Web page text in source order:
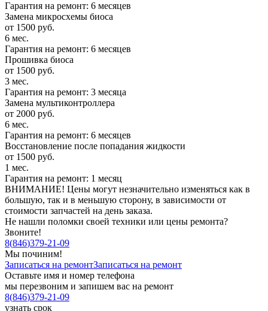
Гарантия на ремонт: 6 месяцев
Замена микросхемы биоса
от 1500 руб.
6 мес.
Гарантия на ремонт: 6 месяцев
Прошивка биоса
от 1500 руб.
3 мес.
Гарантия на ремонт: 3 месяца
Замена мультиконтроллера
от 2000 руб.
6 мес.
Гарантия на ремонт: 6 месяцев
Восстановление после попадания жидкости
от 1500 руб.
1 мес.
Гарантия на ремонт: 1 месяц
ВНИМАНИЕ! Цены могут незначительно изменяться как в
большую, так и в меньшую сторону, в зависимости от
стоимости запчастей на день заказа.
Не нашли поломки своей техники или цены ремонта?
Звоните!
8(846)379-21-09
Мы починим!
Записаться на ремонтЗаписаться на ремонт
Оставьте имя и номер телефона
мы перезвоним и запишем вас на ремонт
8(846)379-21-09
узнать срок